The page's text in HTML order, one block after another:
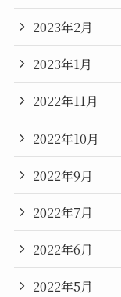
2023年2月
2023年1月
2022年11月
2022年10月
2022年9月
2022年7月
2022年6月
2022年5月